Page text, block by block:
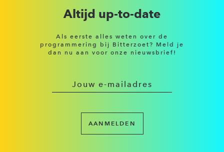
Altijd up-to-date
Als eerste alles weten over de
programmering bij Bitterzoet? Meld je
dan nu aan voor onze nieuwsbrief!
AANMELDEN